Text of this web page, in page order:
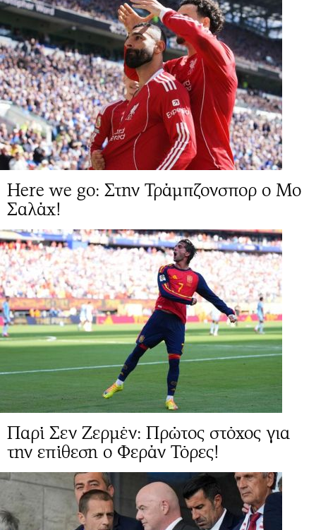
Here we go: Στην Τράμπζονσπορ ο Μο
Σαλάχ!
Παρί Σεν Ζερμέν: Πρώτος στόχος για
την επίθεση ο Φεράν Τόρες!